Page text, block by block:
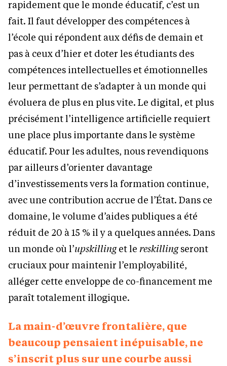
rapidement que le monde éducatif, c’est un
fait. Il faut développer des compétences à
l’école qui répondent aux défis de demain et
pas à ceux d’hier et doter les étudiants des
compétences intellectuelles et émotionnelles
leur permettant de s’adapter à un monde qui
évoluera de plus en plus vite. Le digital, et plus
précisément l’intelligence artificielle requiert
une place plus importante dans le système
éducatif. Pour les adultes, nous revendiquons
par ailleurs d’orienter davantage
d’investissements vers la formation continue,
avec une contribution accrue de l’État. Dans ce
domaine, le volume d’aides publiques a été
réduit de 20 à 15 % il y a quelques années. Dans
un monde où l’upskillinget le reskillingseront
cruciaux pour maintenir l’employabilité,
alléger cette enveloppe de co-financement me
paraît totalement illogique.
La main-d’œuvre frontalière, que
beaucoup pensaient inépuisable, ne
s’inscrit plus sur une courbe aussi